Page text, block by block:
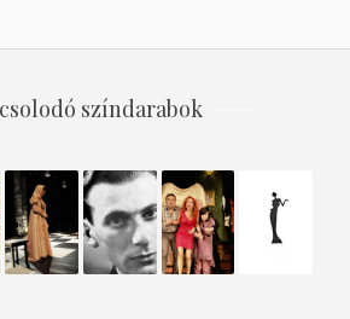
színdarabok
A
HOLLÓ
ÁRNYÉKÁBAN
RADNÓTI-
NAPLÓ
SZELLEM
A
SPÁJZBAN
Sári
bíró